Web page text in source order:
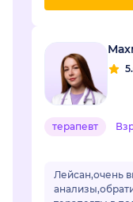
терапевт
Лейсан,очень